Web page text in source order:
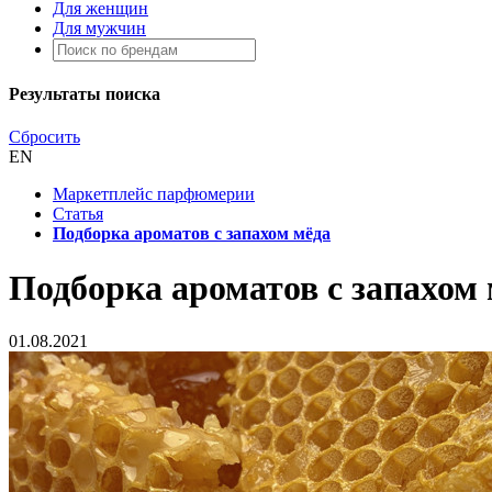
Для женщин
Для мужчин
Результаты поиска
Сбросить
EN
Маркетплейс парфюмерии
Статья
Подборка ароматов с запахом мёда
Подборка ароматов с запахом
01.08.2021